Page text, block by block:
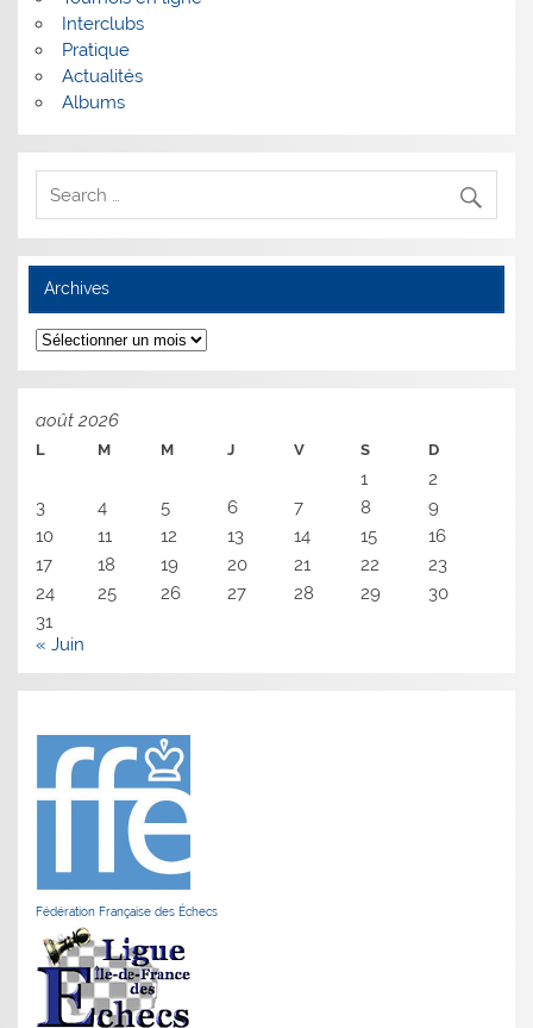
Interclubs
Pratique
Actualités
Albums
Archives
Archives
août 2026
L M M J V S D
1
2
3
4 5 6 7 8
9
10
11 12 13 14 15
16
17
18 19 20 21 22
23
24
25 26 27 28 29
30
31
« Juin
Fédération Française des Échecs